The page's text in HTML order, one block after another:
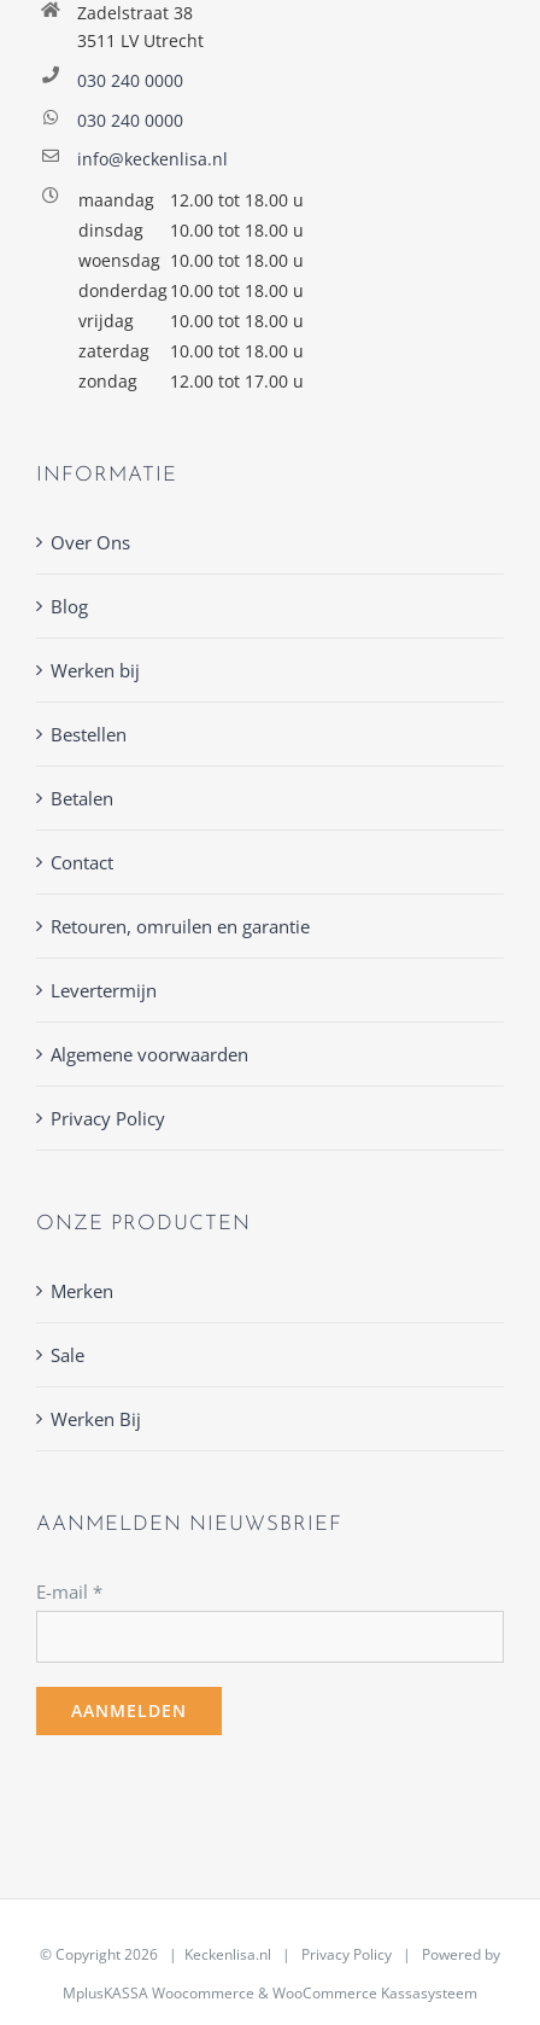
Zadelstraat 38
3511 LV Utrecht
030 240 0000
030 240 0000
info@keckenlisa.nl
maandag
12.00 tot 18.00 u
dinsdag
10.00 tot 18.00 u
woensdag 10.00 tot 18.00 u
donderdag10.00 tot 18.00 u
vrijdag
10.00 tot 18.00 u
zaterdag
10.00 tot 18.00 u
zondag
12.00 tot 17.00 u
INFORMATIE
Over Ons
Blog
Werken bij
Bestellen
Betalen
Contact
Retouren, omruilen en garantie
Levertermijn
Algemene voorwaarden
Privacy Policy
ONZE PRODUCTEN
Merken
Sale
Werken Bij
AANMELDEN NIEUWSBRIEF
E-mail *
© Copyright2026 | Keckenlisa.nl | Privacy Policy | Powered by
MplusKASSA Woocommerce &WooCommerce Kassasysteem